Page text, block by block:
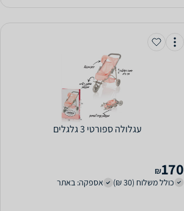
‏עגלולה ספורטי 3 גלגלים
170
₪
כולל משלוח (30 ₪)
אספקה: באתר